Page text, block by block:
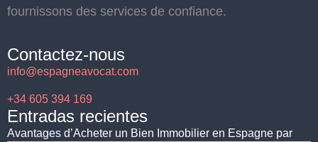
fournissons des services de confiance.
Contactez-nous
info@espagneavocat.com
+34 605 394 169
Entradas recientes
Avantages d’Acheter un Bien Immobilier en Espagne par